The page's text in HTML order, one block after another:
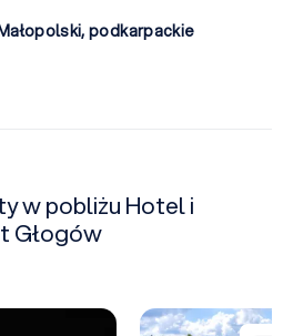
,podkarpackie
w pobliżu Hotel i
Głogów
Zakład